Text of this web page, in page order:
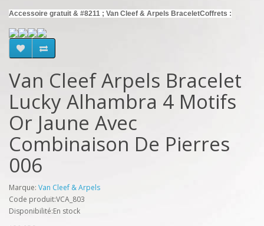
Accessoire gratuit & #8211 ; Van Cleef & Arpels BraceletCoffrets :
Van Cleef Arpels Bracelet
Lucky Alhambra 4 Motifs
Or Jaune Avec
Combinaison De Pierres
006
Marque: Van Cleef & Arpels
Code produit:VCA_803
Disponibilité:En stock